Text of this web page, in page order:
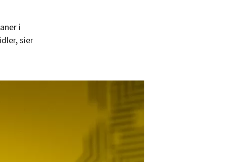
i
sier